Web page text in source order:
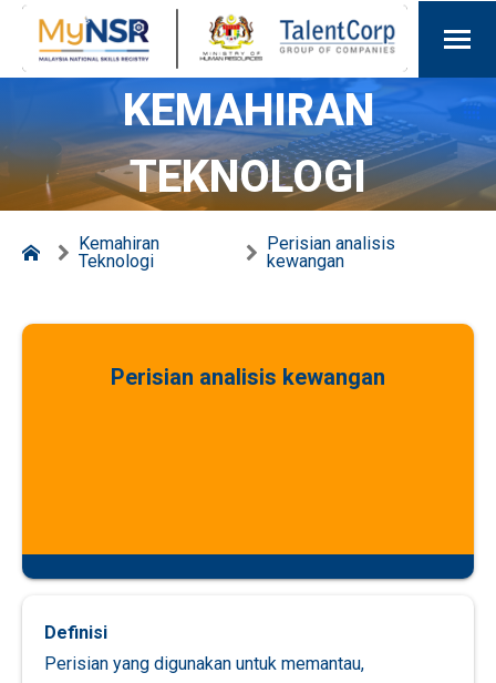
KEMAHIRAN
TEKNOLOGI
Kemahiran
Teknologi
Perisian analisis
kewangan
Perisian analisis kewangan
Definisi
Perisian yang digunakan untuk memantau,